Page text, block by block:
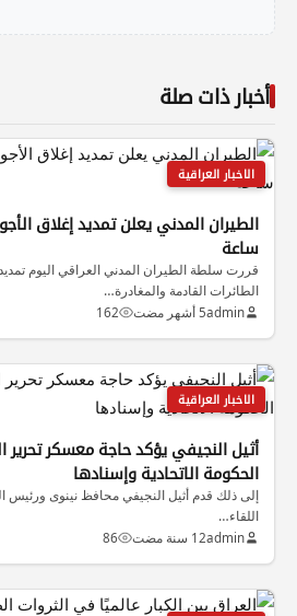
أخبار ذات صلة
الاخبار العراقية
ساعة
قررت سلطة الطيران المدني العراقي اليوم تمديد
الطائرات القادمة والمغادرة…
admin5 أشهر مضت 162
الاخبار العراقية
أثيل النجيفي يؤكد حاجة معسكر
الحكومة الاتحادية وإسنادها
إلى ذلك قدم أثيل النجيفي محافظ نينوى ورئيس
اللقاء…
admin12 سنة مضت 86